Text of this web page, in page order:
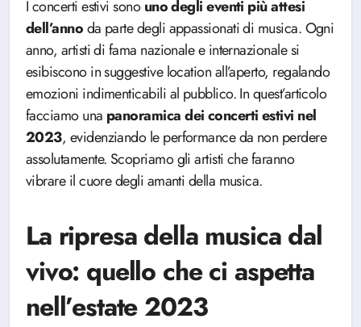
I concerti estivi sonouno degli eventi più attesi
dell’annoda parte degli appassionati di musica. Ogni
anno, artisti di fama nazionale e internazionale si
esibiscono in suggestive location all’aperto, regalando
emozioni indimenticabili al pubblico. In quest’articolo
facciamo una panoramica dei concerti estivi nel
2023, evidenziando le performance da non perdere
assolutamente. Scopriamo gli artisti che faranno
vibrare il cuore degli amanti della musica.
La ripresa della musica dal
vivo: quello che ci aspetta
nell’estate 2023